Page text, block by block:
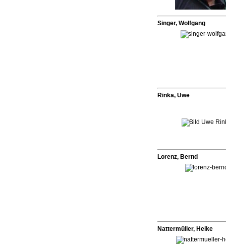
Singer, Wolfgang
Rinka, Uwe
Lorenz, Bernd
Nattermüller, Heike